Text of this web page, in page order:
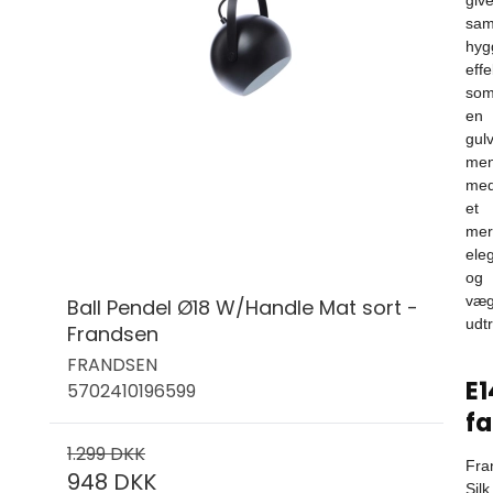
Ball Pendel Ø18 W/Handle Mat sort -
Frandsen
FRANDSEN
5702410196599
1.299 DKK
948 DKK
en
et
og
Silk